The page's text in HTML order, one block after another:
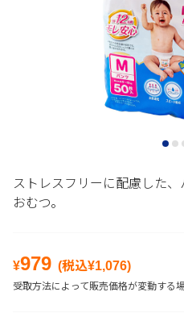
ストレスフリーに配慮した
おむつ。
¥979 (税込¥1,076)
受取方法によって販売価格が変動する